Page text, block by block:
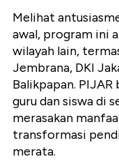
Melihat
awal, program ini
wilayah lain,
Jembrana, DKI
Balikpapan.
guru dan siswa di
merasakan
transformasi
merata.